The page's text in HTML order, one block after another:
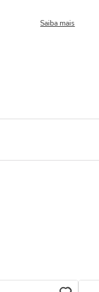
Saiba mais